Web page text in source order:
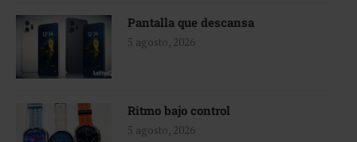
Pantalla que descansa
5 agosto, 2026
Ritmo bajo control
5 agosto, 2026